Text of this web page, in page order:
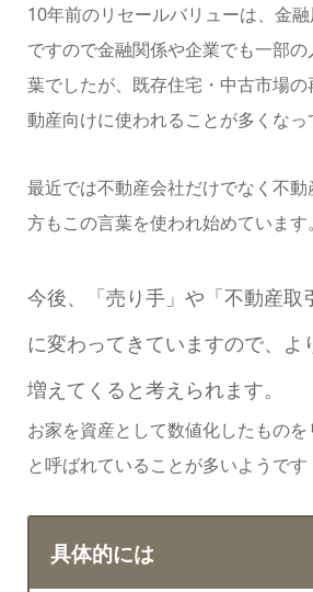
10年前のリセールバリューは、金融
ですので金融関係や企業でも一部
葉でしたが、既存住宅・中古市場
動産向けに使われることが多くなっ
最近では不動産会社だけでなく不
方もこの言葉を使われ始めています。
今後、「売り手」や「不動産取
に変わってきていますので、よ
増えてくると考えられます。
お家を資産として数値化したもの
と呼ばれていることが多いようです
具体的には